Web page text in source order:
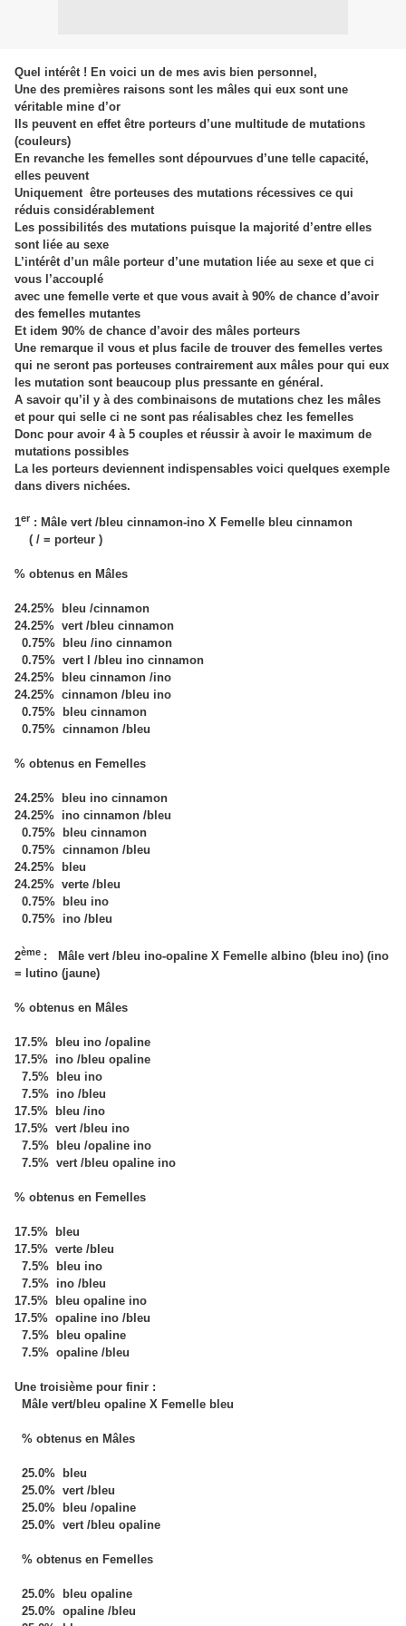
Quel intérêt ! En voici un de mes avis bien personnel,
Une des premières raisons sont les mâles qui eux sont une
véritable mine d’or
Ils peuvent en effet être porteurs d’une multitude de mutations
(couleurs)
En revanche les femelles sont dépourvues d’une telle capacité,
elles peuvent
Uniquement être porteuses des mutations récessives ce qui
réduis considérablement
Les possibilités des mutations puisque la majorité d’entre elles
sont liée au sexe
L’intérêt d’un mâle porteur d’une mutation liée au sexe et que ci
vous l’accouplé
avec une femelle verte et que vous avait à 90% de chance d’avoir
des femelles mutantes
Et idem 90% de chance d’avoir des mâles porteurs
Une remarque il vous et plus facile de trouver des femelles vertes
qui ne seront pas porteuses contrairement aux mâles pour qui eux
les mutation sont beaucoup plus pressante en général.
A savoir qu’il y à des combinaisons de mutations chez les mâles
et pour qui selle ci ne sont pas réalisables chez les femelles
Donc pour avoir 4 à 5 couples et réussir à avoir le maximum de
mutations possibles
La les porteurs deviennent indispensables voici quelques exemple
dans divers nichées.
1er : Mâle vert /bleu cinnamon-ino X Femelle bleu cinnamon
( / = porteur )
% obtenus en Mâles
24.25% bleu /cinnamon
24.25% vert /bleu cinnamon
0.75% bleu /ino cinnamon
0.75% vert l /bleu ino cinnamon
24.25% bleu cinnamon /ino
24.25% cinnamon /bleu ino
0.75% bleu cinnamon
0.75% cinnamon /bleu
% obtenus en Femelles
24.25% bleu ino cinnamon
24.25% ino cinnamon /bleu
0.75% bleu cinnamon
0.75% cinnamon /bleu
24.25% bleu
24.25% verte /bleu
0.75% bleu ino
0.75% ino /bleu
2ème : Mâle vert /bleu ino-opaline X Femelle albino (bleu ino) (ino
= lutino (jaune)
% obtenus en Mâles
17.5% bleu ino /opaline
17.5% ino /bleu opaline
7.5% bleu ino
7.5% ino /bleu
17.5% bleu /ino
17.5% vert /bleu ino
7.5% bleu /opaline ino
7.5% vert /bleu opaline ino
% obtenus en Femelles
17.5% bleu
17.5% verte /bleu
7.5% bleu ino
7.5% ino /bleu
17.5% bleu opaline ino
17.5% opaline ino /bleu
7.5% bleu opaline
7.5% opaline /bleu
Une troisième pour finir :
Mâle vert/bleu opaline X Femelle bleu
% obtenus en Mâles
25.0% bleu
25.0% vert /bleu
25.0% bleu /opaline
25.0% vert /bleu opaline
% obtenus en Femelles
25.0% bleu opaline
25.0% opaline /bleu